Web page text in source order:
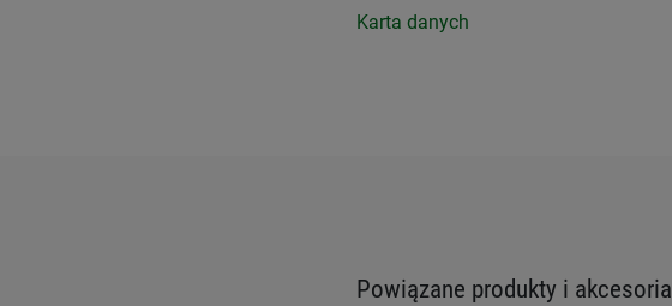
Karta danych
Powiązane produkty i akcesoria